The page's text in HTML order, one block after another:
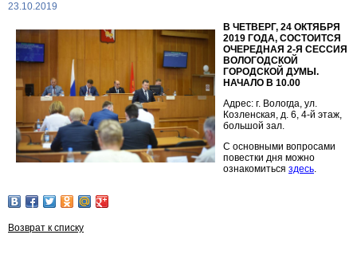
23.10.2019
В ЧЕТВЕРГ, 24 ОКТЯБРЯ
2019 ГОДА, СОСТОИТСЯ
ОЧЕРЕДНАЯ 2-Я СЕССИЯ
ВОЛОГОДСКОЙ
ГОРОДСКОЙ ДУМЫ.
НАЧАЛО В 10.00
Адрес: г. Вологда, ул.
Козленская, д. 6, 4-й этаж,
большой зал.
С основными вопросами
повестки дня можно
ознакомиться здесь.
Возврат к списку